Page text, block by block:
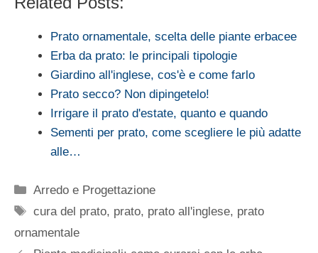
Prato ornamentale, scelta delle piante erbacee
Erba da prato: le principali tipologie
Giardino all'inglese, cos'è e come farlo
Prato secco? Non dipingetelo!
Irrigare il prato d'estate, quanto e quando
Sementi per prato, come scegliere le più adatte
alle…
Categorie
Arredo e Progettazione
Tag
cura del prato, prato, prato all'inglese, prato
ornamentale